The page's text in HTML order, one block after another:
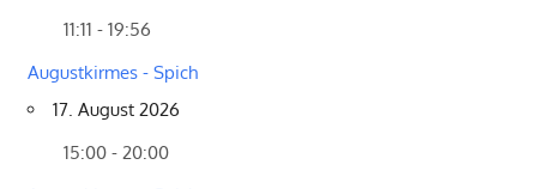
11:11 - 19:56
Augustkirmes - Spich
17. August 2026
15:00 - 20:00